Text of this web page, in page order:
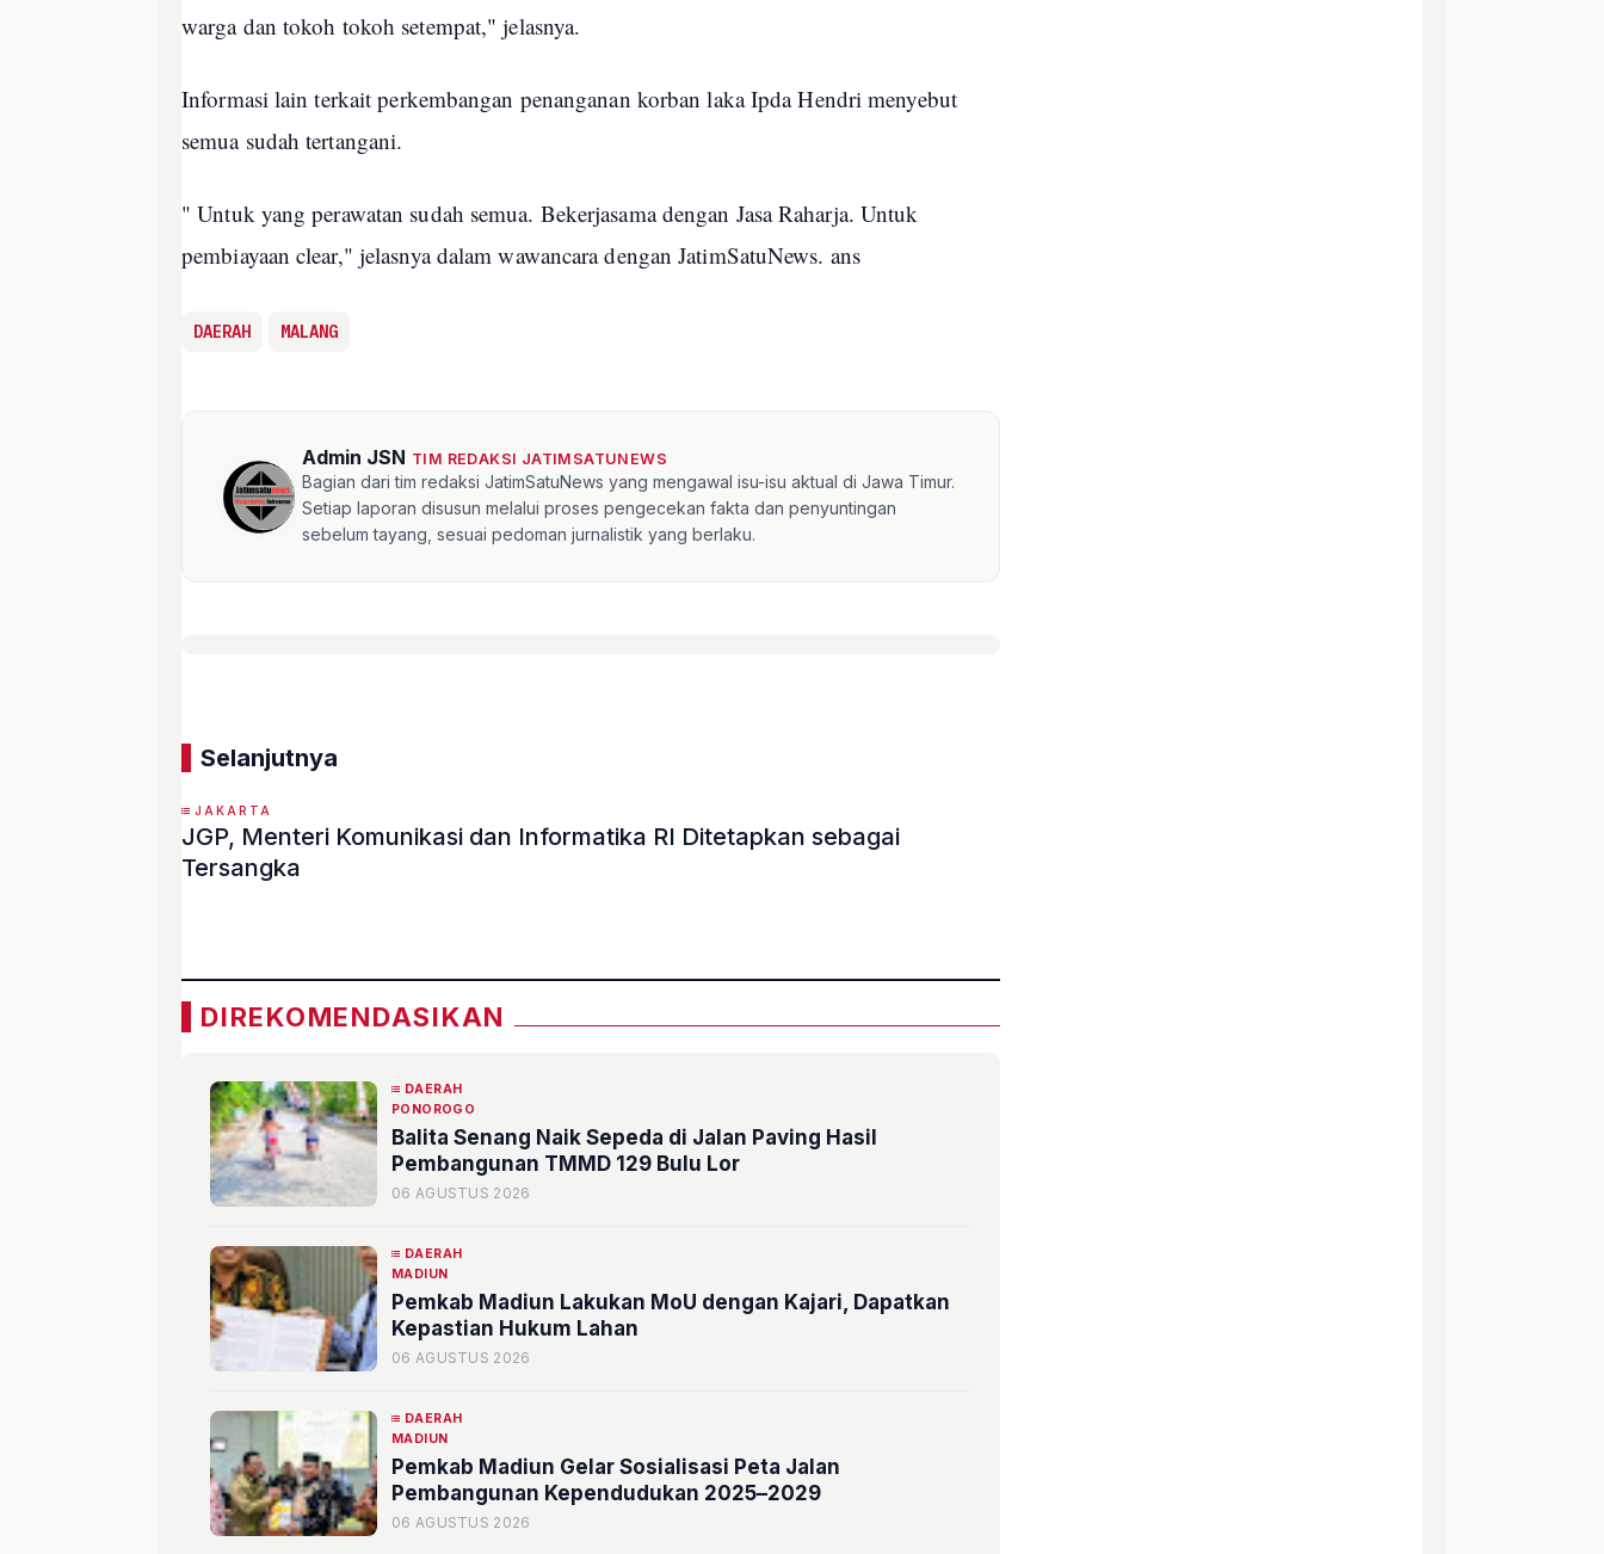
warga dan tokoh tokoh setempat," jelasnya.
Informasi lain terkait perkembangan penanganan korban laka Ipda Hendri menyebut
semua sudah tertangani.
" Untuk yang perawatan sudah semua. Bekerjasama dengan Jasa Raharja. Untuk
pembiayaan clear," jelasnya dalam wawancara dengan JatimSatuNews. ans
DAERAH MALANG
Admin JSN TIM REDAKSI JATIMSATUNEWS
Bagian dari tim redaksi JatimSatuNews yang mengawal isu-isu aktual di Jawa Timur.
Setiap laporan disusun melalui proses pengecekan fakta dan penyuntingan
sebelum tayang, sesuai pedoman jurnalistik yang berlaku.
Selanjutnya
JAKARTA
JGP, Menteri Komunikasi dan Informatika RI Ditetapkan sebagai
Tersangka
DIREKOMENDASIKAN
DAERAH
PONOROGO
Balita Senang Naik Sepeda di Jalan Paving Hasil
Pembangunan TMMD 129 Bulu Lor
06 AGUSTUS 2026
DAERAH
MADIUN
Pemkab Madiun Lakukan MoU dengan Kajari, Dapatkan
Kepastian Hukum Lahan
06 AGUSTUS 2026
DAERAH
MADIUN
Pemkab Madiun Gelar Sosialisasi Peta Jalan
Pembangunan Kependudukan 2025–2029
06 AGUSTUS 2026